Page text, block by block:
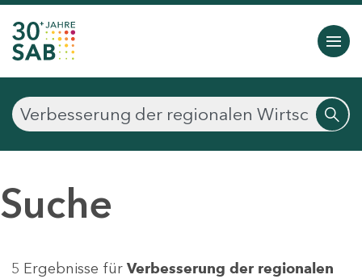
Suche
5 Ergebnisse für Verbesserung der regionalen